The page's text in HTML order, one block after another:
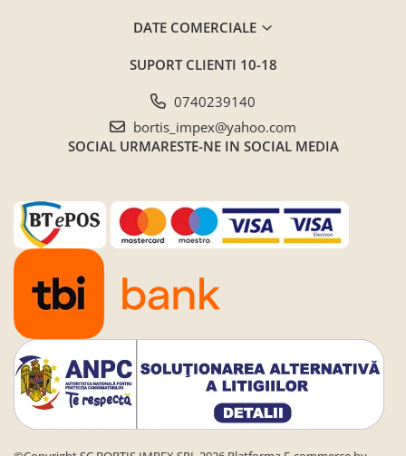
DATE COMERCIALE
SUPORT CLIENTI 10-18
0740239140
bortis_impex@yahoo.com
SOCIAL URMARESTE-NE IN SOCIAL MEDIA